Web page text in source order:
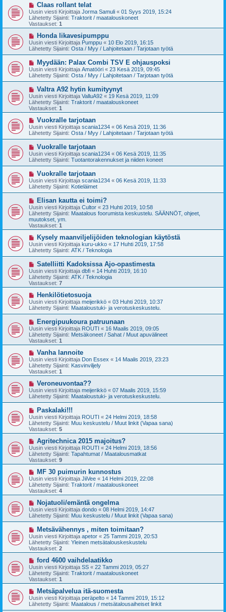
e
s
t
U
u
s
i
v
e
s
t
Claas rollant telat
Uusin viesti Kirjoittaja Jorma Samuli « 01 Syys 2019, 15:24
Lähetetty Sijainti: Traktorit / maatalouskoneet
Vastaukset: 1
U
u
s
i
v
e
s
t
Honda likavesipumppu
Uusin viesti Kirjoittaja Pumppu « 10 Elo 2019, 16:15
Lähetetty Sijainti: Osta / Myy / Lahjoitetaan / Tarjotaan työtä
U
u
s
i
v
e
s
t
Myydään: Palax Combi TSV E ohjauspoksi
Uusin viesti Kirjoittaja Amatööri « 23 Kesä 2019, 09:45
Lähetetty Sijainti: Osta / Myy / Lahjoitetaan / Tarjotaan työtä
U
u
s
i
v
s
t
Valtra A92 hytin kumityynyt
Uusin viesti Kirjoittaja ValluA92 « 19 Kesä 2019, 11:09
Lähetetty Sijainti: Traktorit / maatalouskoneet
Vastaukset: 1
U
u
s
i
v
e
s
t
Vuokralle tarjotaan
Uusin viesti Kirjoittaja scania1234 « 06 Kesä 2019, 11:36
Lähetetty Sijainti: Osta / Myy / Lahjoitetaan / Tarjotaan työtä
U
u
s
i
v
e
s
t
Vuokralle tarjotaan
Uusin viesti Kirjoittaja scania1234 « 06 Kesä 2019, 11:35
Lähetetty Sijainti: Tuotantorakennukset ja niiden koneet
U
u
s
i
v
e
s
t
i
Vuokralle tarjotaan
Uusin viesti Kirjoittaja scania1234 « 06 Kesä 2019, 11:33
Lähetetty Sijainti: Kotieläimet
U
u
s
i
v
i
e
s
t
i
Elisan kautta ei toimi?
Uusin viesti Kirjoittaja Cultor « 23 Huhti 2019, 10:58
Lähetetty Sijainti: Maatalous foorumista keskustelu. SÄÄNNÖT, ohjeet,
muutokset, ym.
Vastaukset: 1
U
u
s
i
v
e
s
t
Kysely maanviljelijöiden teknologian käytöstä
Uusin viesti Kirjoittaja kuru-ukko « 17 Huhti 2019, 17:58
Lähetetty Sijainti: ATK / Teknologia
U
u
s
i
v
e
s
t
Satelliitti Kadoksissa Ajo-opastimesta
Uusin viesti Kirjoittaja dbfi « 14 Huhti 2019, 16:10
Lähetetty Sijainti: ATK / Teknologia
Vastaukset: 7
U
u
s
i
v
e
s
t
Henkilötietosuoja
Uusin viesti Kirjoittaja meijerikkö « 03 Huhti 2019, 10:37
Lähetetty Sijainti: Maataloustuki- ja verotuskeskustelu.
U
u
s
i
v
s
t
i
Energipuukoura patruunaan
Uusin viesti Kirjoittaja ROUTI « 16 Maalis 2019, 09:05
Lähetetty Sijainti: Metsäkoneet / Sahat / Muut apuvälineet
Vastaukset: 1
U
u
s
i
v
s
t
Vanha lannoite
Uusin viesti Kirjoittaja Don Essex « 14 Maalis 2019, 23:23
Lähetetty Sijainti: Kasvinviljely
Vastaukset: 1
U
u
s
i
v
e
s
t
Veroneuvontaa??
Uusin viesti Kirjoittaja meijerikkö « 07 Maalis 2019, 15:59
Lähetetty Sijainti: Maataloustuki- ja verotuskeskustelu.
U
u
s
i
v
e
s
t
i
Paskalaki!!!
Uusin viesti Kirjoittaja ROUTI « 24 Helmi 2019, 18:58
Lähetetty Sijainti: Muu keskustelu / Muut linkit (Vapaa sana)
Vastaukset: 5
U
u
s
i
v
e
s
t
i
Agritechnica 2015 majoitus?
Uusin viesti Kirjoittaja ROUTI « 24 Helmi 2019, 18:56
Lähetetty Sijainti: Tapahtumat / Maatalousmatkat
Vastaukset: 9
U
u
s
i
v
e
s
t
MF 30 puimurin kunnostus
Uusin viesti Kirjoittaja JiiVee « 14 Helmi 2019, 22:08
Lähetetty Sijainti: Traktorit / maatalouskoneet
Vastaukset: 4
U
u
s
i
v
e
s
t
Nojatuoli/emäntä ongelma
Uusin viesti Kirjoittaja dondo « 08 Helmi 2019, 14:47
Lähetetty Sijainti: Muu keskustelu / Muut linkit (Vapaa sana)
U
u
s
i
v
e
s
t
i
Metsävähennys , miten toimitaan?
Uusin viesti Kirjoittaja apetor « 25 Tammi 2019, 20:53
Lähetetty Sijainti: Yleinen metsätalouskeskustelu
Vastaukset: 2
U
u
s
i
v
e
s
t
ford 4600 vaihdelaatikko
Uusin viesti Kirjoittaja SS « 22 Tammi 2019, 05:27
Lähetetty Sijainti: Traktorit / maatalouskoneet
Vastaukset: 1
U
u
s
i
Metsäpalvelua itä-suomesta
Uusin viesti Kirjoittaja peräpelto « 14 Tammi 2019, 15:12
Lähetetty Sijainti: Maatalous / metsätalousaiheiset linkit